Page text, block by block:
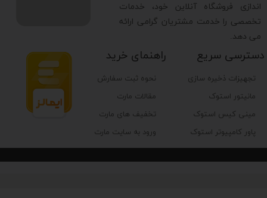
تجهیزات ذخیره سازی
مانیتور استوک
مینی کیس استوک
پاور کامپیوتر استوک
دسترسی سریع راهنمای خرید
نحوه ثبت سفارش
مقالات مارت
تخفیف های مارت
ورود به سایت مارت
اندازی فروشگاه آنلاین خود، خدمات
تخصصی را خدمت مشتریان گرامی ارائه
می دهد.